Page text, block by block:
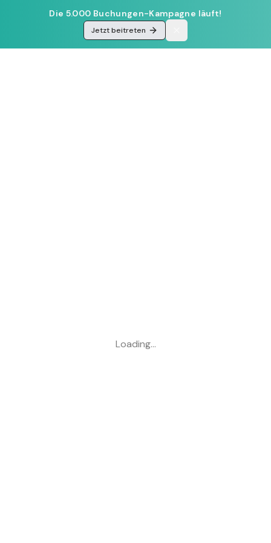
Die 5.000 Buchungen-Kampagne läuft!
Jetzt beitreten
Loading…